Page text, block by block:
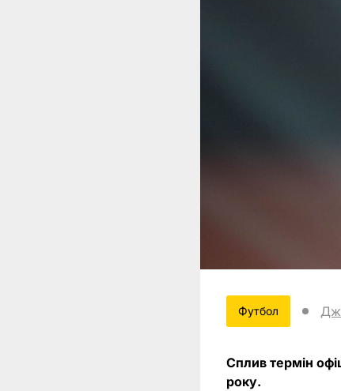
Футбол
Сплив термін
року.